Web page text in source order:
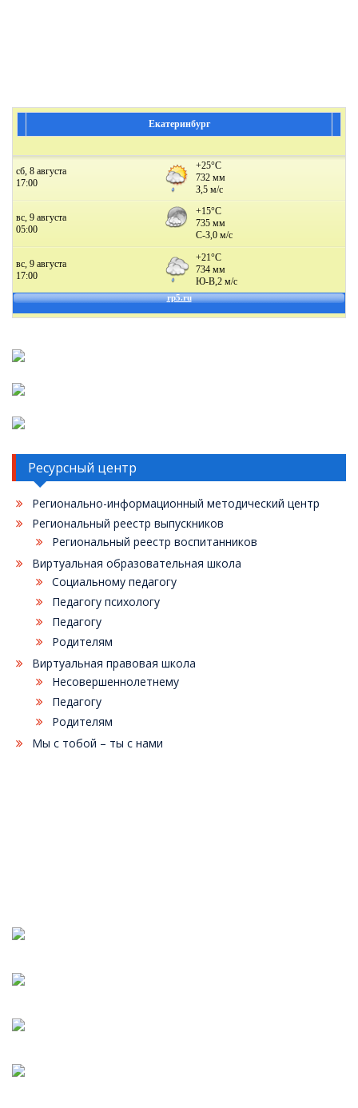
Екатеринбург
Ресурсный центр
Регионально-информационный методический центр
Региональный реестр выпускников
Региональный реестр воспитанников
Виртуальная образовательная школа
Социальному педагогу
Педагогу психологу
Педагогу
Родителям
Виртуальная правовая школа
Несовершеннолетнему
Педагогу
Родителям
Мы с тобой – ты с нами